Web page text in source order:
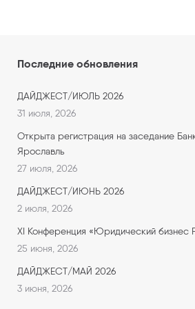
Последние обновления
ДАЙДЖЕСТ/ИЮЛЬ 2026
31 июля, 2026
Открыта регистрация на заседание
Ярославль
27 июля, 2026
ДАЙДЖЕСТ/ИЮНЬ 2026
2 июля, 2026
XI Конференция «Юридический бизнес
25 июня, 2026
ДАЙДЖЕСТ/МАЙ 2026
3 июня, 2026